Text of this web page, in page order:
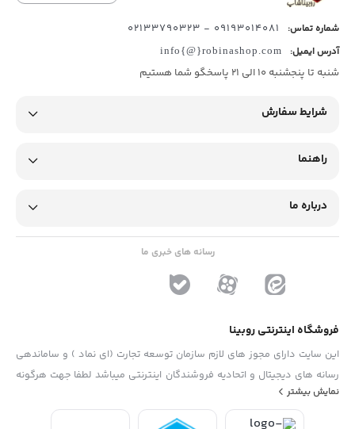
شماره تماس: 09193014081 - 02133790323
آدرس ایمیل: info{@}robinashop.com
شنبه تا پنجشنبه 10 الی 21 پاسخگو شما هستیم
شرایط سفارش
راهنما
درباره ما
رسانه های خبری ما
فروشگاه اینترنتی روبینا
این سایت دارای مجوز های لازم سازمان توسعه تجارت (ای نماد ) و ساماندهی
رسانه های دیجیتال و اتحادیه فروشندگان اینترنتی میباشد لطفا جهت هرگونه
پیشنهاد ، انتفاد و یا شکایات از فرم "تماس با ما" استفاده نمایید . تلفن های
نمایش بیشتر